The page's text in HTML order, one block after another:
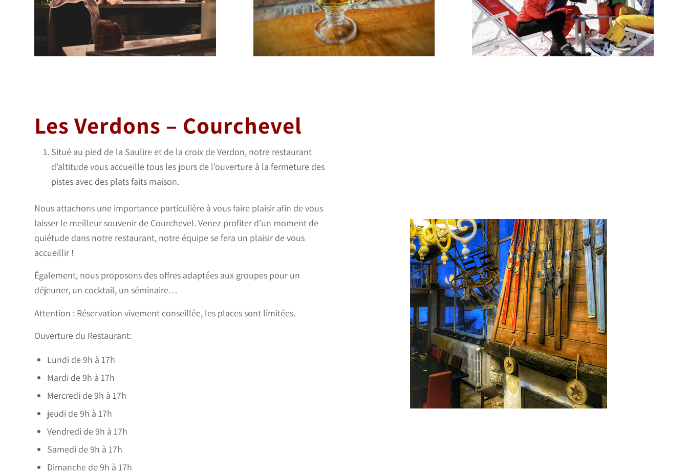
Les Verdons – Courchevel
Situé au pied de la Saulire et de la croix de Verdon, notre restaurant
d’altitude vous accueille tous les jours de l’ouverture à la fermeture des
pistes avec des plats faits maison.
Nous attachons une importance particulière à vous faire plaisir afin de vous
laisser le meilleur souvenir de Courchevel. Venez profiter d’un moment de
quiétude dans notre restaurant, notre équipe se fera un plaisir de vous
accueillir !
Également, nous proposons des offres adaptées aux groupes pour un
déjeuner, un cocktail, un séminaire…
Attention : Réservation vivement conseillée, les places sont limitées.
Ouverture du Restaurant:
Lundi de 9h à 17h
Mardi de 9h à 17h
Mercredi de 9h à 17h
jeudi de 9h à 17h
Vendredi de 9h à 17h
Samedi de 9h à 17h
Dimanche de 9h à 17h